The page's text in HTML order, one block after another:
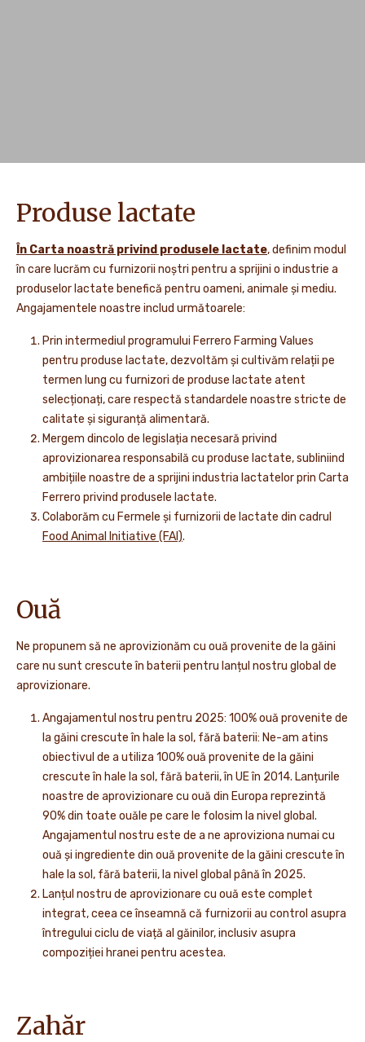
Produse lactate
În Carta noastră privind produsele lactate, definim modul
în care lucrăm cu furnizorii noștri pentru a sprijini o industrie a
produselor lactate benefică pentru oameni, animale și mediu.
Angajamentele noastre includ următoarele:
Prin intermediul programului Ferrero Farming Values
pentru produse lactate, dezvoltăm și cultivăm relații pe
termen lung cu furnizori de produse lactate atent
selecționați, care respectă standardele noastre stricte de
calitate și siguranță alimentară.
Mergem dincolo de legislația necesară privind
aprovizionarea responsabilă cu produse lactate, subliniind
ambițiile noastre de a sprijini industria lactatelor prin Carta
Ferrero privind produsele lactate.
Colaborăm cu Fermele și furnizorii de lactate din cadrul
Food Animal Initiative (FAI).
Ouă
Ne propunem să ne aprovizionăm cu ouă provenite de la găini
care nu sunt crescute în baterii pentru lanțul nostru global de
aprovizionare.
Angajamentul nostru pentru 2025: 100% ouă provenite de
la găini crescute în hale la sol, fără baterii: Ne-am atins
obiectivul de a utiliza 100% ouă provenite de la găini
crescute în hale la sol, fără baterii, în UE în 2014. Lanțurile
noastre de aprovizionare cu ouă din Europa reprezintă
90% din toate ouăle pe care le folosim la nivel global.
Angajamentul nostru este de a ne aproviziona numai cu
ouă și ingrediente din ouă provenite de la găini crescute în
hale la sol, fără baterii, la nivel global până în 2025.
Lanțul nostru de aprovizionare cu ouă este complet
integrat, ceea ce înseamnă că furnizorii au control asupra
întregului ciclu de viață al găinilor, inclusiv asupra
compoziției hranei pentru acestea.
Zahăr